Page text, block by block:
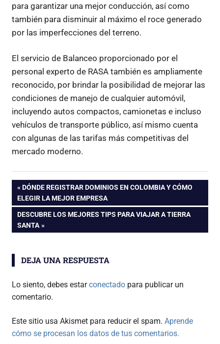
para garantizar una mejor conducción, así como
también para disminuir al máximo el roce generado
por las imperfecciones del terreno.
El servicio de Balanceo proporcionado por el
personal experto de RASA también es ampliamente
reconocido, por brindar la posibilidad de mejorar las
condiciones de manejo de cualquier automóvil,
incluyendo autos compactos, camionetas e incluso
vehículos de transporte público, así mismo cuenta
con algunas de las tarifas más competitivas del
mercado moderno.
Navegación
de
entradas
ENTRADA
ANTERIOR:
DÓNDE REGISTRAR DOMINIOS EN COLOMBIA Y CÓMO
ELEGIR LA MEJOR EMPRESA
ENTRADA
SIGUIENTE:
DESCUBRE LOS MEJORES TIPS PARA VIAJAR A TIERRA
SANTA
DEJA UNA RESPUESTA
Lo siento, debes estarconectado para publicar un
comentario.
Este sitio usa Akismet para reducir el spam. Aprende
cómo se procesan los datos de tus comentarios.